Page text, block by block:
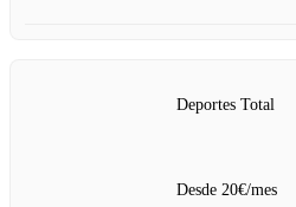
Deportes Total
Desde 20€/mes